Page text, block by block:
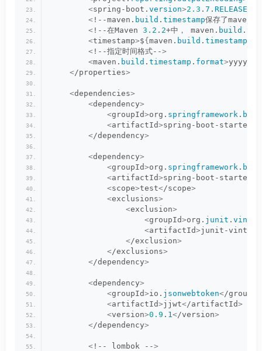
<spring-boot. version>2.3 . 7 . RELEASE
< !--maven. build . timestamp保存了maven
< !--在Maven 3.2 . 2+中， maven. build .
<timestamp>${ maven. build . timestamp
< !--指定时间格式-->
<maven. build . timestamp . format>yyyy-
</properties>
<dependencies>
<dependency>
<groupId>org. springframework . boot
<artifactId>spring-boot-starter
</dependency>
<dependency>
<groupId>org. springframework . boot
<artifactId>spring-boot-starter-
<scope>test</scope>
<exclusions>
<exclusion>
<groupId>org. junit .
<artifactId>junit-
</exclusion>
</exclusions>
</dependency>
<dependency>
<groupId>io. jsonwebtoken</groupId
<artifactId>jjwt</artifactId>
<version>0.9 . 1 </version>
</dependency>
< !-- lombok -->